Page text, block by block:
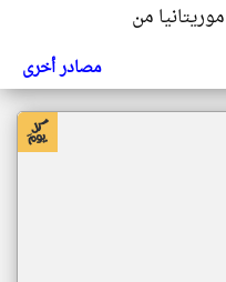
من
مصادر أخرى